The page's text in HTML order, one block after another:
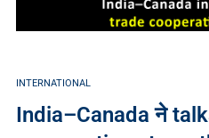
INTERNATIONAL
India–Canada ने